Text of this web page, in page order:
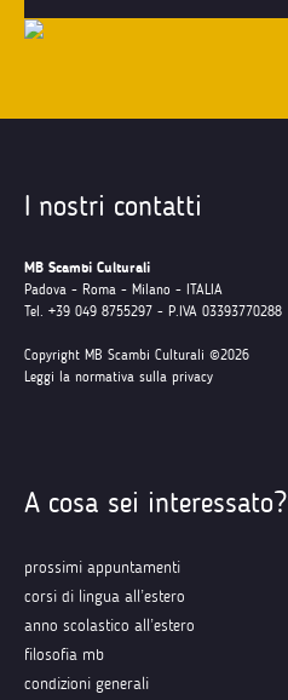
I nostri contatti
MB Scambi Culturali
Padova - Roma - Milano - ITALIA
Tel. +39 049 8755297 - P.IVA 03393770288
Copyright MB Scambi Culturali ©2026
Leggi la normativa sulla privacy
A cosa sei interessato?
prossimi appuntamenti
corsi di lingua all’estero
anno scolastico all’estero
filosofia mb
condizioni generali